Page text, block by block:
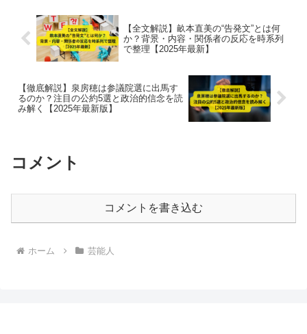
【全文解説】畝本直美の“告発文”とは何
か？背景・内容・関係者の反応を時系列
で整理【2025年最新】
【徹底解説】泉房穂は参議院選に出馬す
るのか？注目の公約5選と政治的信念を読
み解く【2025年最新版】
コメント
コメントを書き込む
ホーム 芸能人